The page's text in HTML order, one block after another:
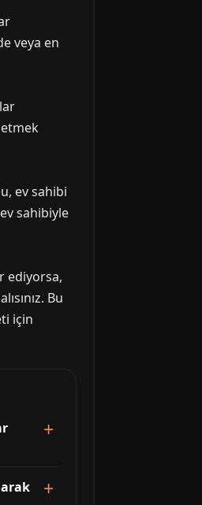
veya en
etmek
ev sahibi
sahibiyle
ediyorsa,
Bu
için